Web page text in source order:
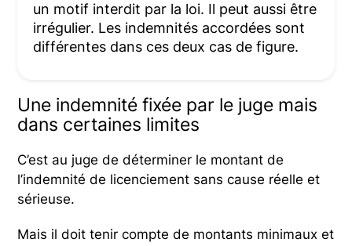
un motif interdit par la loi. Il peut aussi être
irrégulier. Les indemnités accordées sont
différentes dans ces deux cas de figure.
Une indemnité fixée par le juge mais
dans certaines limites
C’est au juge de déterminer le montant de
l’indemnité de licenciement sans cause réelle et
sérieuse.
Mais il doit tenir compte de montants minimaux et